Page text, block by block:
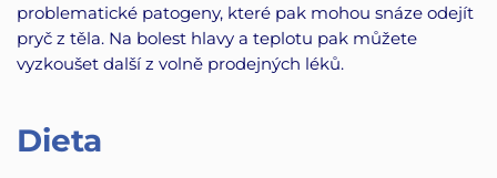
problematické patogeny, které pak mohou snáze odejít
pryč z těla. Na bolest hlavy a teplotu pak můžete
vyzkoušet další z volně prodejných léků.
Dieta